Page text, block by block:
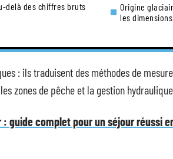
delà des chiffres bruts
Origine
les dimensions
: ils traduisent des méthodes de
zones de pêche et la gestion hydraulique
: guide complet pour un séjour réussi